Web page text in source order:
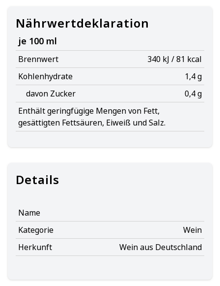
Nährwertdeklaration
je 100 ml
Brennwert
340 kJ / 81 kcal
Kohlenhydrate
1,4 g
davon Zucker
0,4 g
Enthält geringfügige Mengen von Fett,
gesättigten Fettsäuren, Eiweiß und Salz.
Details
Name
Kategorie
Wein
Herkunft
Wein aus Deutschland